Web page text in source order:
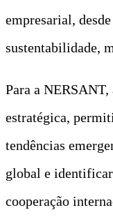
empresarial,
sustentabilidade,
Para a
estratégica,
tendências
global e
cooperação